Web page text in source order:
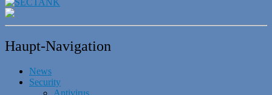
Haupt-Navigation
News
Security